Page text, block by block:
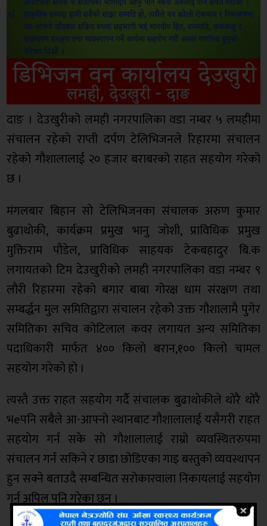
दाङ । देउखुरीको लमही नगरपालिका वडा नम्बर ५ लमहीमा
संचालन रहेको राप्ती दर्पण टेलिभिजनले रिहारमा संचालन
रहेको गौशालालाई २० हजार बराबरको राहत सहयोग गरेको
छ ।
मंगलबार बिहान सो टेलिभिजनका संचालक अरुण कुमार
बुढाथोकी, कार्यक्रम प्रमुख भानु जोशी, प्राविधिक प्रमुख
मुक्तिराम पौडेल, प्राविधिक साहयक टेकबहादुर बि.क
लगायतको टिम देउखुरीको लमही नगरपालिका वडा नम्बर ९
लौरी रिहारमा रहेको बगार बाबा गोरक्ष धाम संरक्षण तथा
सम्बर्द्धन मुल समितिद्वारा संचालन रहेको उक्त गौशालामै पुगेर
समितिका सचिव कोटिलाल कवर लगायत अन्य समितिका
पदाधिकारी मार्फत ४०० किलो बरान,१०० किलो चामल
सहयोग गरेको हो ।
त्यस्तै उक्त राहत सहयोग गर्दै संचालक बुढाथोकीले थोरै थोरै
भeपनि सबैले आ-आफ्नो स्थानबाट गौशालालाई यसैगरी राहत
सहयोग गर्न सके सो गौशालालाई राम्रो व्यवस्थितरुपमा
संचालन गर्न सकिने र छाडा छोडिएका गाइ बस्तुको व्यवस्थापन
हुन सक्ने बताउदै सम्बन्धित सरोकारवाला निकायलाई सहयोग
गर्न अपिल पनि गरेका छन् ।